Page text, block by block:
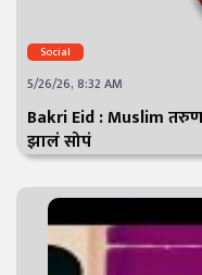
Social
5/26/26, 8:32 AM
Bakri Eid : Muslim
झालं सोपं